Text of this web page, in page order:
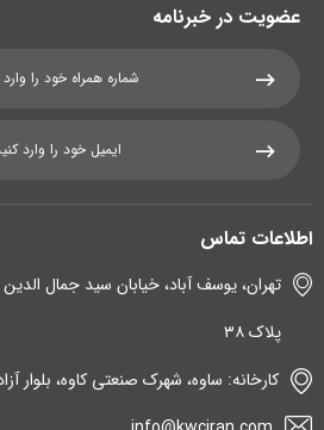
عضویت در خبرنامه
اطلاعات تماس
پلاک ۳۸
کارخانه: ساوه، شهرک صنعتی کاوه، بلوار آزاد،